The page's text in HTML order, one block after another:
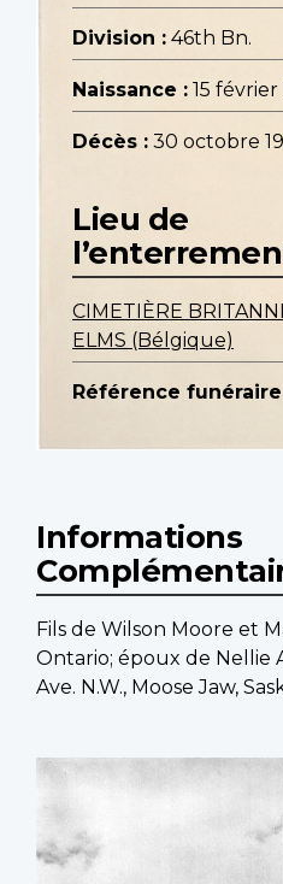
Division : 46th Bn.
Naissance : 15 février
Décès : 30 octobre
Lieu de
CIMETIÈRE
ELMS (Bélgique)
Référence
Informations
Fils de Wilson Moore et
Ontario; époux de Nellie
Ave. N.W., Moose Jaw,